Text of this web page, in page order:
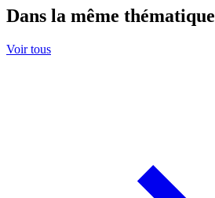
Dans la même thématique
Voir tous